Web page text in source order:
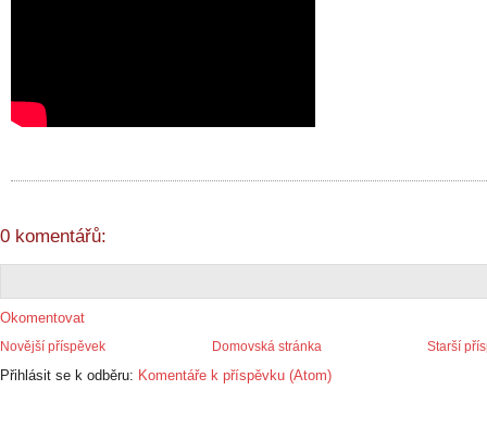
0 komentářů:
Okomentovat
Novější příspěvek Starší
Domovská stránka
Přihlásit se k odběru: Komentáře k příspěvku (Atom)